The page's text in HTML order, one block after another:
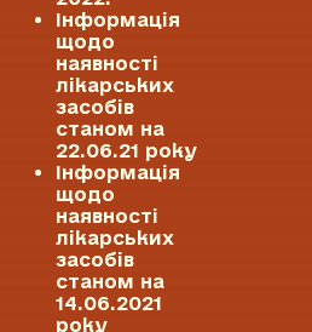
Інформація
щодо
наявності
лікарських
засобів
станом на
22.06.21 року
Інформація
щодо
наявності
лікарських
засобів
станом на
14.06.2021
року